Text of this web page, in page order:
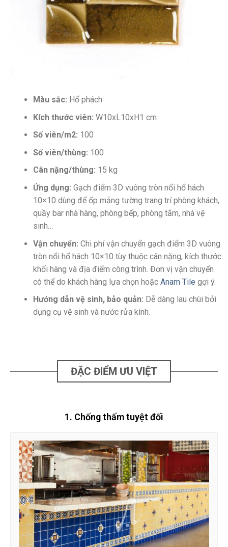
Màu sắc: Hổ phách
Kích thước viên: W10xL10xH1 cm
Số viên/m2: 100
Số viên/thùng: 100
Cân nặng/thùng: 15 kg
Ứng dụng: Gạch điểm 3D vuông tròn nổi hổ hách
10×10 dùng để ốp mảng tường trang tríphòng khách,
quầy bar nhà hàng, phòng bếp, phòng tắm, nhà vệ
sinh…
Vận chuyển: Chi phí vận chuyển gạch điểm 3D vuông
tròn nổi hổ hách 10×10 tùy thuộc cân nặng, kích thước
khối hàng và địa điểm công trình. Đơn vị vận chuyển
có thể do khách hàng lựa chọn hoặc Anam Tile gợi ý.
Hướng dẫn vệ sinh, bảo quản: Dễ dàng lau chùi bởi
dụng cụ vệ sinh và nước rửa kính.
ĐẶC ĐIỂM ƯU VIỆT
1. Chống thấm tuyệt đối